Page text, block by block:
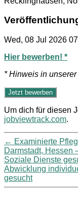
Wed, 08 Jul 2026
Hier bewerben! *
* Hinweis in
Um dich für diesen
jobviewtrack.com.
← Examinierte
Darmstadt, Hessen
Soziale Dienste
Abwicklung
gesucht